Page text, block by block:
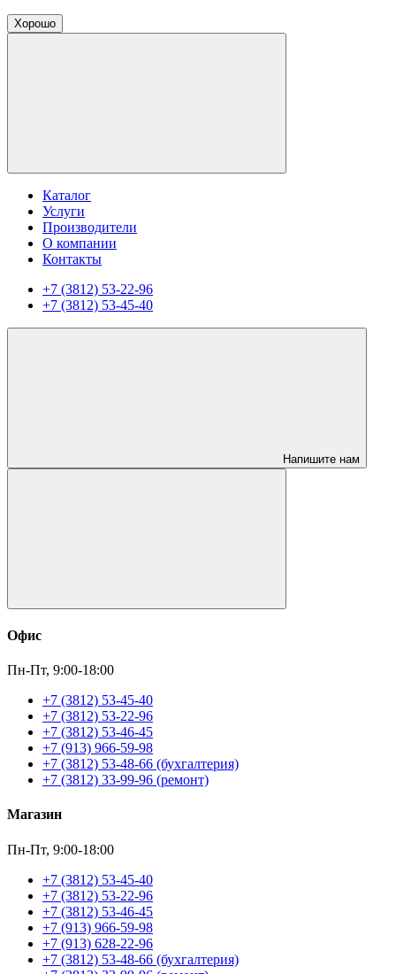
Хорошо
Каталог
Услуги
Производители
О компании
Контакты
+7 (3812) 53-22-96
+7 (3812) 53-45-40
Напишите нам
Офис
Пн-Пт, 9:00-18:00
+7 (3812) 53-45-40
+7 (3812) 53-22-96
+7 (3812) 53-46-45
+7 (913) 966-59-98
+7 (3812) 53-48-66 (бухгалтерия)
+7 (3812) 33-99-96 (ремонт)
Магазин
Пн-Пт, 9:00-18:00
+7 (3812) 53-45-40
+7 (3812) 53-22-96
+7 (3812) 53-46-45
+7 (913) 966-59-98
+7 (913) 628-22-96
+7 (3812) 53-48-66 (бухгалтерия)